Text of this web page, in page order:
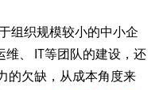
组织规模较小的中小企
、 IT等团队的建设，还
的欠缺，从成本角度来